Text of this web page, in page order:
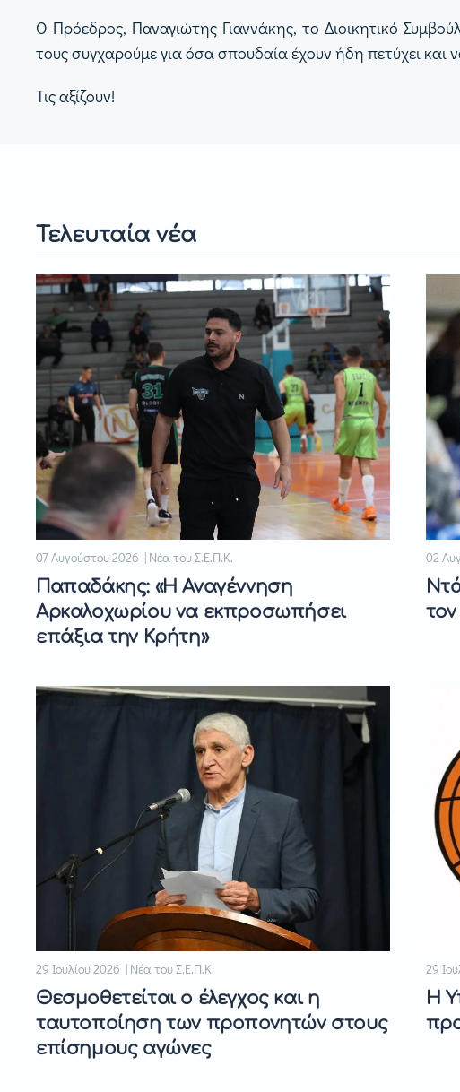
Ο Πρόεδρος, Παναγιώτης Γιαννάκης, το Διοικητικό
τους συγχαρούμε για όσα σπουδαία έχουν ήδη πετύχει και
Τις αξίζουν!
Τελευταία νέα
07 Αυγούστου 2026 | Νέα του Σ.Ε.Π.Κ.
Παπαδάκης: «Η Αναγέννηση
Αρκαλοχωρίου να εκπροσωπήσει
επάξια την Κρήτη»
02
τον
29 Ιουλίου 2026 | Νέα του Σ.Ε.Π.Κ.
Θεσμοθετείται ο έλεγχος και η
ταυτοποίηση των προπονητών στους
επίσημους αγώνες
29
Η